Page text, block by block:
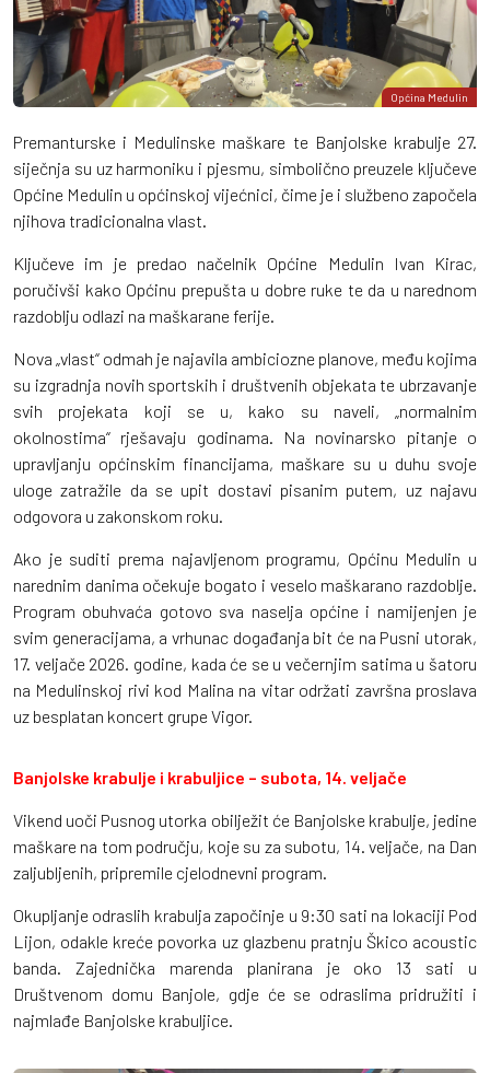
Općina Medulin
Premanturske i Medulinske maškare te Banjolske krabulje 27.
siječnja su uz harmoniku i pjesmu, simbolično preuzele ključeve
Općine Medulin u općinskoj vijećnici, čime je i službeno započela
njihova tradicionalna vlast.
Ključeve im je predao načelnik Općine Medulin Ivan Kirac,
poručivši kako Općinu prepušta u dobre ruke te da u narednom
razdoblju odlazi na maškarane ferije.
Nova „vlast“ odmah je najavila ambiciozne planove, među kojima
su izgradnja novih sportskih i društvenih objekata te ubrzavanje
svih projekata koji se u, kako su naveli, „normalnim
okolnostima“ rješavaju godinama. Na novinarsko pitanje o
upravljanju općinskim financijama, maškare su u duhu svoje
uloge zatražile da se upit dostavi pisanim putem, uz najavu
odgovora u zakonskom roku.
Ako je suditi prema najavljenom programu, Općinu Medulin u
narednim danima očekuje bogato i veselo maškarano razdoblje.
Program obuhvaća gotovo sva naselja općine i namijenjen je
svim generacijama, a vrhunac događanja bit će na Pusni utorak,
17. veljače 2026. godine, kada će se u večernjim satima u šatoru
na Medulinskoj rivi kod Malina na vitar održati završna proslava
uz besplatan koncert grupe Vigor.
Banjolske krabulje i krabuljice – subota, 14. veljače
Vikend uoči Pusnog utorka obilježit će Banjolske krabulje, jedine
maškare na tom području, koje su za subotu, 14. veljače, na Dan
zaljubljenih, pripremile cjelodnevni program.
Okupljanje odraslih krabulja započinje u 9:30 sati na lokaciji Pod
Lijon, odakle kreće povorka uz glazbenu pratnju Škico acoustic
banda. Zajednička marenda planirana je oko 13 sati u
Društvenom domu Banjole, gdje će se odraslima pridružiti i
najmlađe Banjolske krabuljice.